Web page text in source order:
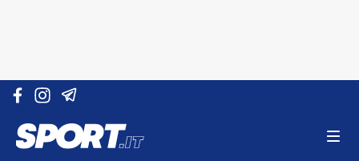
Vai al contenuto